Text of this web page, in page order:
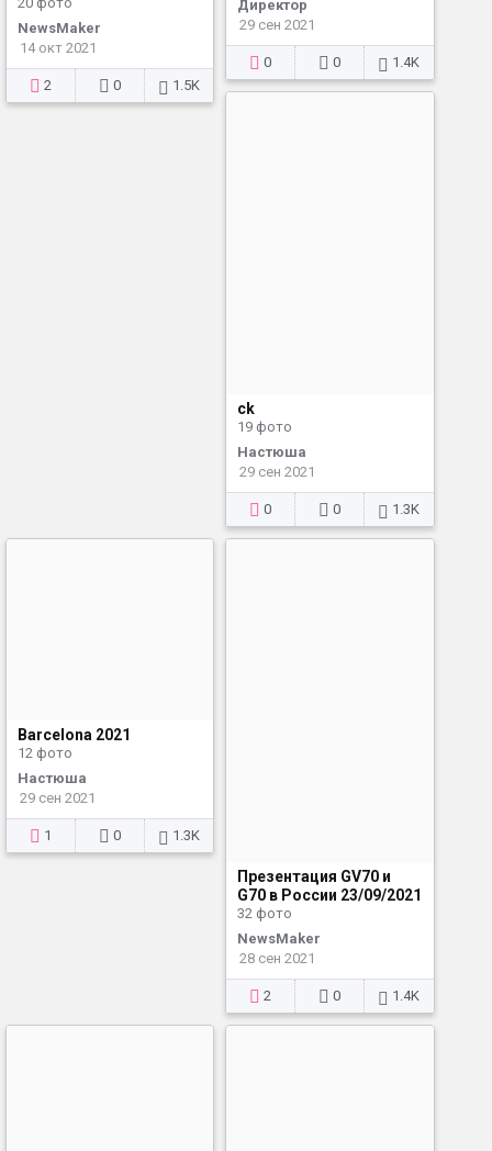
NewsMaker
14 окт 2021
2 0 1.5K
Директор
29 сен 2021
0 0 1.4K
ck
19 фото
Настюша
29 сен 2021
0 0 1.3K
Barcelona 2021
12 фото
Настюша
29 сен 2021
1 0 1.3K
Презентация GV70 и
G70 в России 23/09/2021
32 фото
NewsMaker
28 сен 2021
2 0 1.4K